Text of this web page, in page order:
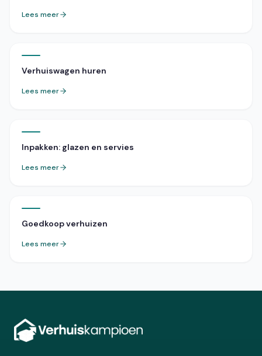
Lees meer
Verhuiswagen huren
Lees meer
Inpakken: glazen en servies
Lees meer
Goedkoop verhuizen
Lees meer